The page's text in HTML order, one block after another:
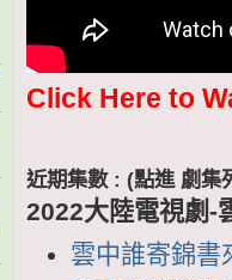
Click Here to
近期集數 : (點進 劇集
2022大陸電視劇-
雲中誰寄錦書